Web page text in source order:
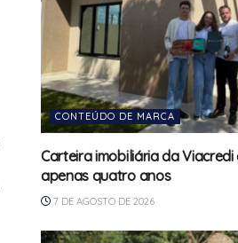
CONTEÚDO DE MARCA
Carteira imobiliária da Viacredi
apenas quatro anos
7 DE AGOSTO DE 2026